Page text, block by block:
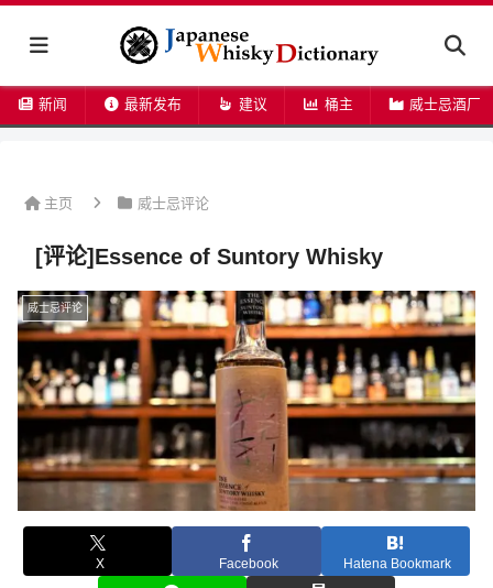
新闻 最新发布 建议 桶主 威士忌酒厂
主页 威士忌评论
[评论]Essence of Suntory Whisky
威士忌评论
X Facebook Hatena Bookmark